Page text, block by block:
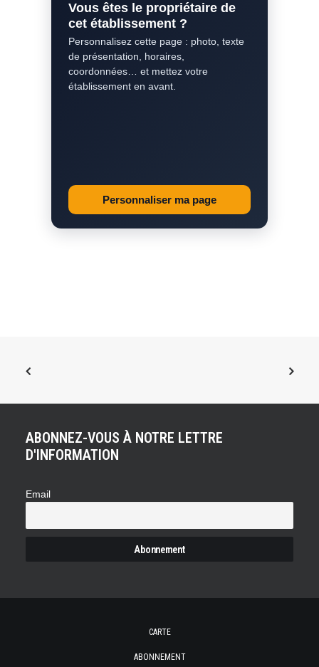
Vous êtes le propriétaire de
cet établissement ?
Personnalisez cette page : photo, texte
de présentation, horaires,
coordonnées… et mettez votre
établissement en avant.
Personnaliser ma page
ABONNEZ-VOUS À NOTRE LETTRE
D'INFORMATION
Email
CARTE
ABONNEMENT